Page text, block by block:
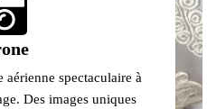
spectaculaire à
Des images uniques